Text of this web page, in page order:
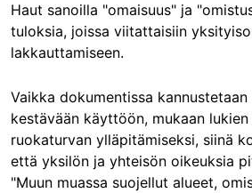
Haut sanoilla "omaisuus" ja
tuloksia, joissa viitattaisiin
lakkauttamiseen.
Vaikka dokumentissa kannustetaan
kestävään käyttöön, mukaan
ruokaturvan ylläpitämiseksi, siinä
että yksilön ja yhteisön oikeuksia
"Muun muassa suojellut alueet,